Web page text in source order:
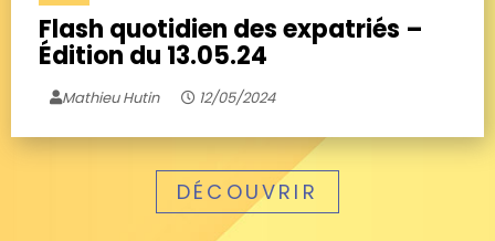
Flash quotidien des expatriés –
Édition du 13.05.24
Mathieu Hutin 12/05/2024
DÉCOUVRIR